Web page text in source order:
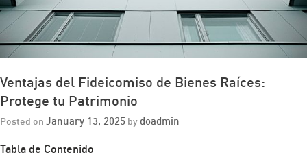
Ventajas del Fideicomiso de Bienes Raíces:
Protege tu Patrimonio
Posted on January 13, 2025 by doadmin
Tabla de Contenido